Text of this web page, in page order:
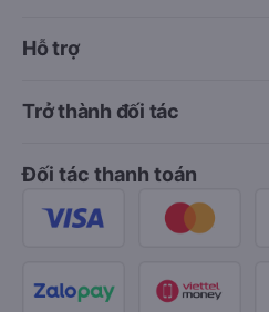
Hỗ trợ
Trở thành đối tác
Đối tác thanh toán